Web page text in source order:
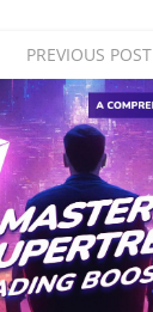
PREVIOUS POST